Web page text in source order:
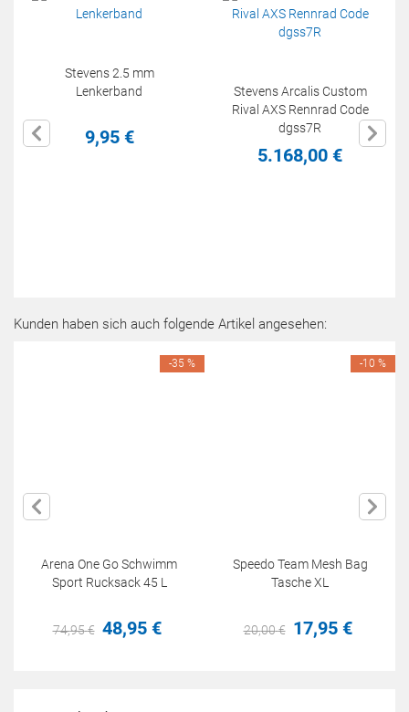
Stevens 2.5 mm
Lenkerband
9,95 €
Stevens Arcalis Custom
Rival AXS Rennrad Code
dgss7R
5.168,00 €
Kunden haben sich auch folgende Artikel angesehen:
Arena One Go Schwimm
Sport Rucksack 45 L
74,95€ 48,95 €
-35 %
Speedo Team Mesh Bag
Tasche XL
20,00€ 17,95 €
-10 %